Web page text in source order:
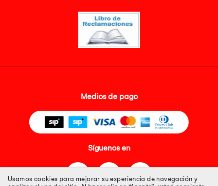
Medios de pago
Síguenos en
Usamos cookies para mejorar su experiencia de navegación y